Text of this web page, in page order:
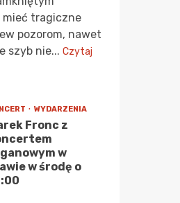
mieć tragiczne
pozorom, nawet
szyb nie... Czytaj
WYDARZENIA
Fronc z
w
w środę o